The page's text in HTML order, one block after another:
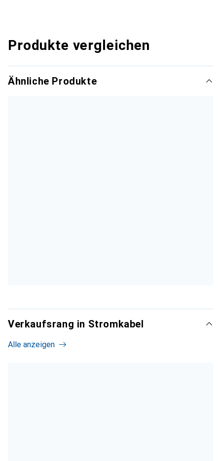
Produkte vergleichen
Ähnliche Produkte
Verkaufsrang in Stromkabel
Alle anzeigen